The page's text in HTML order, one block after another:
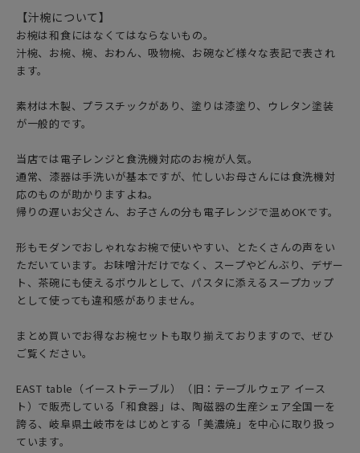
【汁椀について】
お椀は和食にはなくてはならないもの。
汁椀、お椀、椀、おわん、吸物椀、お碗など様々な表記で表され
ます。
素材は木製、プラスチックがあり、塗りは漆塗り、ウレタン塗装
が一般的です。
当店では電子レンジと食洗機対応のお椀が人気。
通常、漆器は手洗いが基本ですが、忙しいお母さんには食洗機対
応のものが助かりますよね。
帰りの遅いお父さん、お子さんの分も電子レンジで温めOKです。
形もモダンでおしゃれなお椀で使いやすい、とたくさんの声をい
ただいています。お味噌汁だけでなく、スープやどんぶり、デザー
ト、茶碗にも使えるボウルとして、パスタに添えるスープカップ
として使っても違和感がありません。
まとめ買いでお得なお椀セットも取り揃えておりますので、ぜひ
ご覧ください。
EAST table（イーストテーブル）（旧：テーブルウェア イース
ト）で販売している「和食器」は、陶磁器の生産シェア全国一を
誇る、岐阜県土岐市をはじめとする「美濃焼」を中心に取り扱っ
ています。